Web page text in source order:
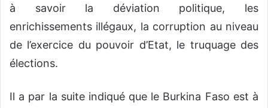
à savoir la déviation politique, les
enrichissements illégaux, la corruption au niveau
de l’exercice du pouvoir d’Etat, le truquage des
élections.
Il a par la suite indiqué que le Burkina Faso est à